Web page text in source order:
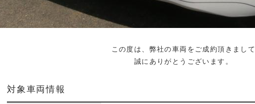
この度は、弊社の車両をご成約頂きまして
誠にありがとうございます。
対象車両情報